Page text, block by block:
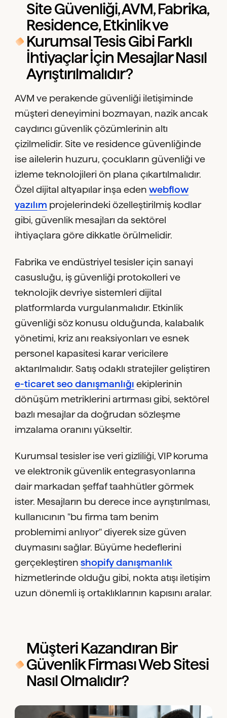
Site Güvenliği, AVM, Fabrika,
Residence, Etkinlik ve
Kurumsal Tesis Gibi Farklı
İhtiyaçlar İçin Mesajlar Nasıl
Ayrıştırılmalıdır?
AVM ve perakende güvenliği iletişiminde
müşteri deneyimini bozmayan, nazik ancak
caydırıcı güvenlik çözümlerinin altı
çizilmelidir. Site ve residence güvenliğinde
ise ailelerin huzuru, çocukların güvenliği ve
izleme teknolojileri ön plana çıkartılmalıdır.
Özel dijital altyapılar inşa edenwebflow
yazılım projelerindeki özelleştirilmiş kodlar
gibi, güvenlik mesajları da sektörel
ihtiyaçlara göre dikkatle örülmelidir.
Fabrika ve endüstriyel tesisler için sanayi
casusluğu, iş güvenliği protokolleri ve
teknolojik devriye sistemleri dijital
platformlarda vurgulanmalıdır. Etkinlik
güvenliği söz konusu olduğunda, kalabalık
yönetimi, kriz anı reaksiyonları ve esnek
personel kapasitesi karar vericilere
aktarılmalıdır. Satış odaklı stratejiler geliştiren
e-ticaret seo danışmanlığı ekiplerinin
dönüşüm metriklerini artırması gibi, sektörel
bazlı mesajlar da doğrudan sözleşme
imzalama oranını yükseltir.
Kurumsal tesisler ise veri gizliliği, VIP koruma
ve elektronik güvenlik entegrasyonlarına
dair markadan şeffaf taahhütler görmek
ister. Mesajların bu derece ince ayrıştırılması,
kullanıcının "bu firma tam benim
problemimi anlıyor" diyerek size güven
duymasını sağlar. Büyüme hedeflerini
gerçekleştirenshopify danışmanlık
hizmetlerinde olduğu gibi, nokta atışı iletişim
uzun dönemli iş ortaklıklarının kapısını aralar.
Müşteri Kazandıran Bir
Güvenlik Firması Web Sitesi
Nasıl Olmalıdır?